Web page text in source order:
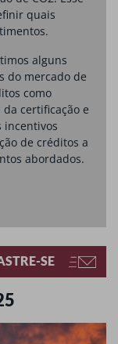
quais
alguns
do mercado de
como
certificação e
incentivos
de créditos a
abordados.
SE